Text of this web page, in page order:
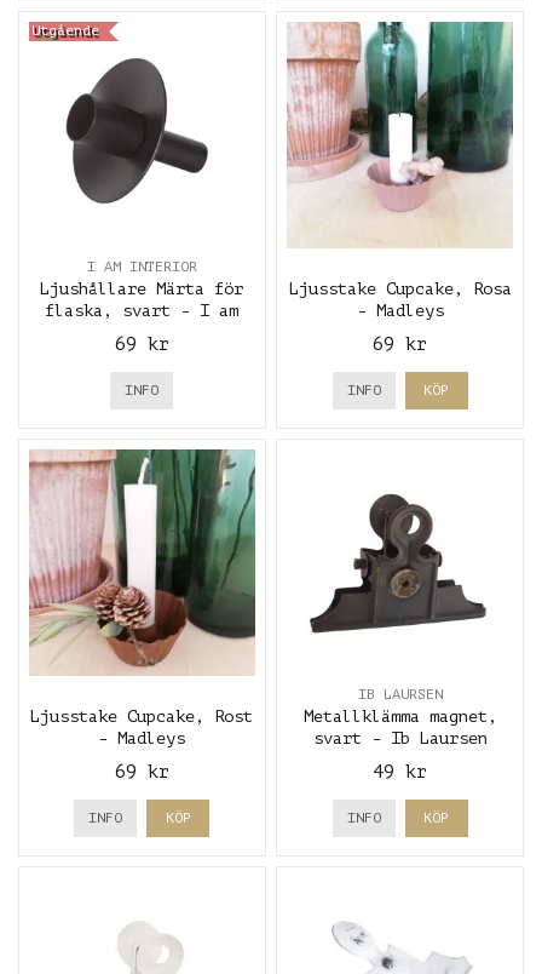
Utgående
I AM INTERIOR
Ljushållare Märta för
flaska, svart - I am
interior
69 kr
INFO
Ljusstake Cupcake, Rosa
- Madleys
69 kr
INFO KÖP
Ljusstake Cupcake, Rost
- Madleys
69 kr
INFO KÖP
IB LAURSEN
Metallklämma magnet,
svart - Ib Laursen
49 kr
INFO KÖP